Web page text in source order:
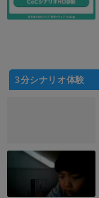
3分シナリオ体験